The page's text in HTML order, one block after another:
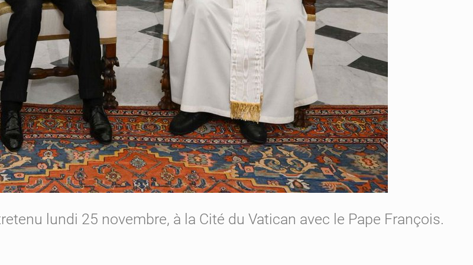
lundi 25 novembre, à la Cité du Vatican avec le Pape François.